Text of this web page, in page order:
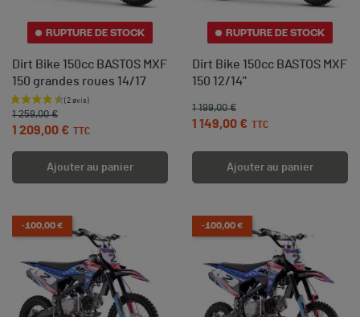
RUPTURE DE STOCK
Dirt Bike 150cc BASTOS MXF
150 grandes roues 14/17
Prix de base
1 259,00 €
Prix
1 209,00 € TTC
Ajouter au panier
RUPTURE DE STOCK
Dirt Bike 150cc BASTOS MXF
150 12/14"
Prix de base
1 199,00 €
Prix
1 149,00 €
TTC
Ajouter au panier
-100,00 € -100,00 €